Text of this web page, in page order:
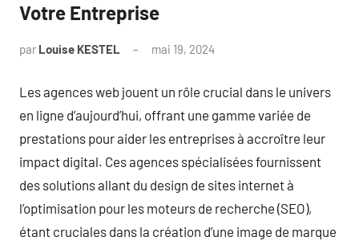
Votre Entreprise
par Louise KESTEL mai 19, 2024
Les agences web jouent un rôle crucial dans le univers
en ligne d’aujourd’hui, offrant une gamme variée de
prestations pour aider les entreprises à accroître leur
impact digital. Ces agences spécialisées fournissent
des solutions allant du design de sites internet à
l’optimisation pour les moteurs de recherche (SEO),
étant cruciales dans la création d’une image de marque